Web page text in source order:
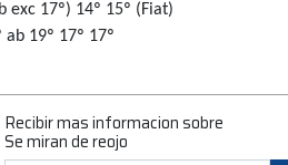
17º) 14º 15º (Fiat)
19º 17º 17º
Recibir mas informacion sobre
Se miran de reojo